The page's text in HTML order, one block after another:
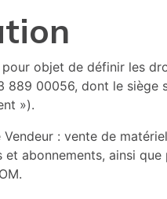
objet de définir les
889 00056, dont le
»).
: vente de
abonnements, ainsi